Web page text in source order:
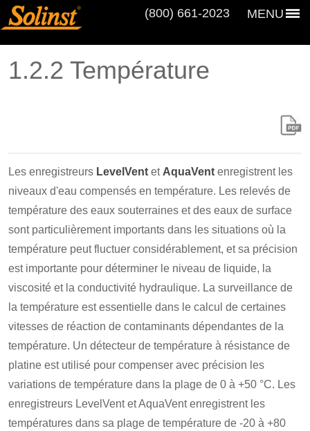
MENU
(800) 661‑2023
1.2.2 Température
Les enregistreurs LevelVent et AquaVent enregistrent les
niveaux d'eau compensés en température. Les relevés de
température des eaux souterraines et des eaux de surface
sont particulièrement importants dans les situations où la
température peut fluctuer considérablement, et sa précision
est importante pour déterminer le niveau de liquide, la
viscosité et la conductivité hydraulique. La surveillance de
la température est essentielle dans le calcul de certaines
vitesses de réaction de contaminants dépendantes de la
température. Un détecteur de température à résistance de
platine est utilisé pour compenser avec précision les
variations de température dans la plage de 0 à +50 °C. Les
enregistreurs LevelVent et AquaVent enregistrent les
températures dans sa plage de température de -20 à +80